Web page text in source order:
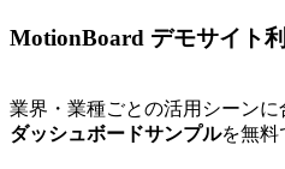
MotionBoard デモサイト
業界・業種ごとの活用シーンに
ダッシュボードサンプルを無料